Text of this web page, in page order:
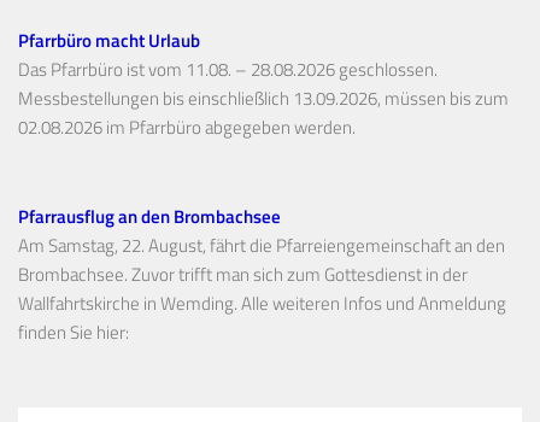
Pfarrbüro macht Urlaub
Das Pfarrbüro ist vom 11.08. – 28.08.2026 geschlossen.
Messbestellungen bis einschließlich 13.09.2026, müssen bis zum
02.08.2026 im Pfarrbüro abgegeben werden.
Pfarrausflug an den Brombachsee
Am Samstag, 22. August, fährt die Pfarreiengemeinschaft an den
Brombachsee. Zuvor trifft man sich zum Gottesdienst in der
Wallfahrtskirche in Wemding. Alle weiteren Infos und Anmeldung
finden Sie hier: